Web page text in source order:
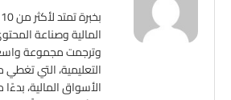
المالية وصناعة
وترجمت مجموعة
التعليمية، التي
الأسواق المالية،